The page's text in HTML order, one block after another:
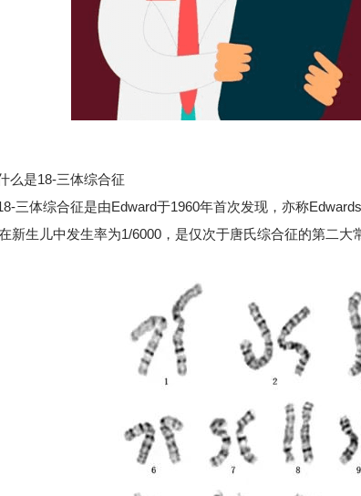
是18-三体综合征
体综合征是由Edward于1960年首次发现，亦称
新生儿中发生率为1/6000，是仅次于唐氏综合征的第二大